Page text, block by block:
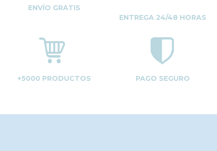
ENVÍO GRATIS
ENTREGA 24/48 HORAS
+5000 PRODUCTOS PAGO SEGURO